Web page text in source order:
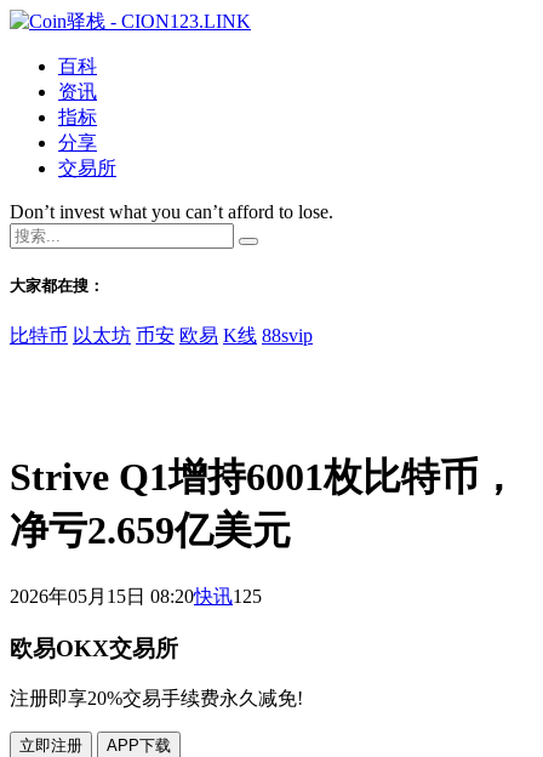
百科
资讯
指标
分享
交易所
Don’t invest what you can’t afford to lose.
大家都在搜：
比特币 以太坊 币安 欧易 K线 88svip
Strive Q1增持6001枚比特币，
净亏2.659亿美元
2026年05月15日 08:20快讯125
欧易OKX交易所
注册即享20%交易手续费永久减免!
立即注册 APP下载